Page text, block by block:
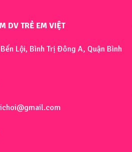
DV TRẺ EM VIỆT
Lội, Bình Trị Đông A, Quận Bình